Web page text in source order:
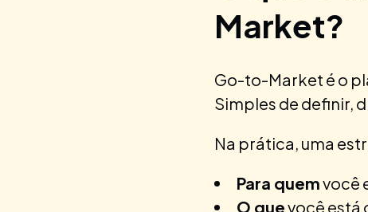
Market?
Go-to-Market é o
Simples de definir,
Na prática, uma
Para quemvocê
O quevocê está